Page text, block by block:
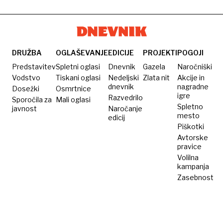
DRUŽBA
Predstavitev
Vodstvo
Dosežki
Sporočila za
javnost
OGLAŠEVANJE
Spletni oglasi
Tiskani oglasi
Osmrtnice
Mali oglasi
EDICIJE
Dnevnik
Nedeljski
dnevnik
Razvedrilo
Naročanje
edicij
PROJEKTI
Gazela
Zlata nit
POGOJI
Naročniški
Akcije in
nagradne
igre
Spletno
mesto
Piškotki
Avtorske
pravice
Volilna
kampanja
Zasebnost